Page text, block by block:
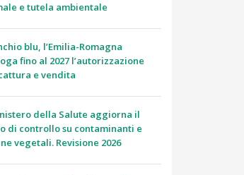
e tutela ambientale
blu, l’Emilia-Romagna
fino al 2027 l’autorizzazione
e vendita
della Salute aggiorna il
di controllo su contaminanti e
vegetali. Revisione 2026